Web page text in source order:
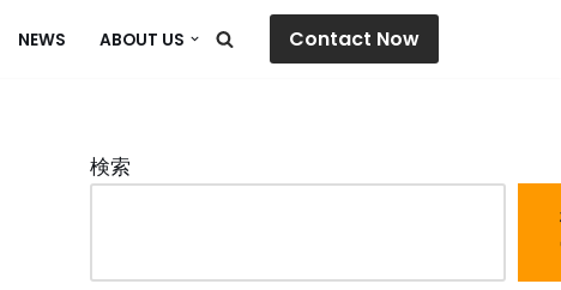
NEWS ABOUT US Contact Now
検索